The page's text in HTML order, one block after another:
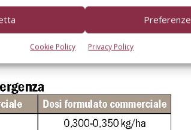
Preferenze
Cookie Policy Privacy Policy